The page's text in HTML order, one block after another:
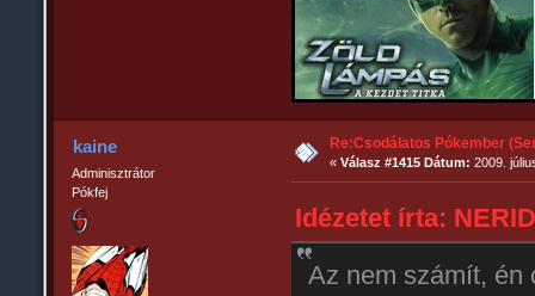
kaine
Adminisztrátor
Pókfej
Re:Csodálatos Pókember
«Válasz #1415 Dátum: 2009.
Idézetet írta:
Az nem számít, én